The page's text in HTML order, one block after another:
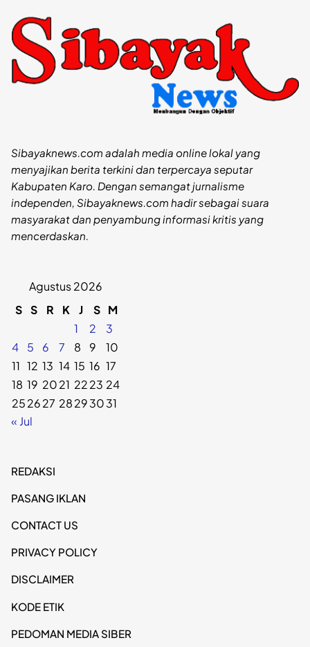
Sibayaknews.com adalah media online lokal yang
menyajikan berita terkini dan terpercaya seputar
Kabupaten Karo. Dengan semangat jurnalisme
independen, Sibayaknews.com hadir sebagai suara
masyarakat dan penyambung informasi kritis yang
mencerdaskan.
Agustus 2026
S S R K J S M
1
2
3
4
5 6 7 8 9
10
11 12 13 14 15 16 17
18 19 2021 2223 24
252627 28293031
« Jul
REDAKSI
PASANG IKLAN
CONTACT US
PRIVACY POLICY
DISCLAIMER
KODE ETIK
PEDOMAN MEDIA SIBER